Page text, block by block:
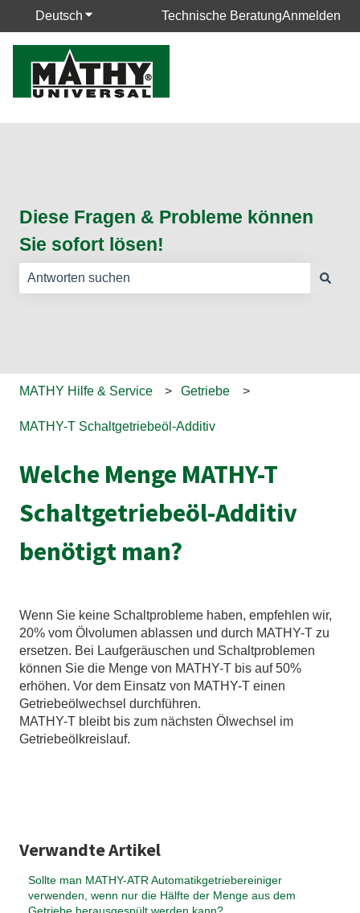
Deutsch Untermenü für Übersetzungen anzeigen
Technische BeratungAnmelden
Diese Fragen & Probleme können
Sie sofort lösen!
MATHY Hilfe & Service Getriebe
MATHY-T Schaltgetriebeöl-Additiv
Welche Menge MATHY-T
Schaltgetriebeöl-Additiv
benötigt man?
Wenn Sie keine Schaltprobleme haben, empfehlen wir,
20% vom Ölvolumen ablassen und durch MATHY-T zu
ersetzen. Bei Laufgeräuschen und Schaltproblemen
können Sie die Menge von MATHY-T bis auf 50%
erhöhen. Vor dem Einsatz von MATHY-T einen
Getriebeölwechsel durchführen.
MATHY-T bleibt bis zum nächsten Ölwechsel im
Getriebeölkreislauf.
Verwandte Artikel
Sollte man MATHY-ATR Automatikgetriebereiniger
verwenden, wenn nur die Hälfte der Menge aus dem